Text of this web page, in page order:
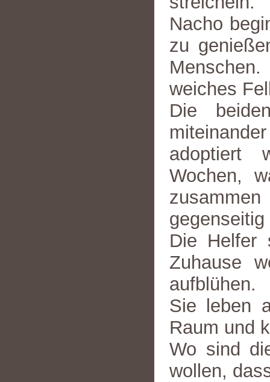
Nacho
zu
weiches
Die
adoptiert
Wochen,
Die Helfer
Zuhause
aufblühen.
Sie leben
Raum und
Wo sind
wollen,